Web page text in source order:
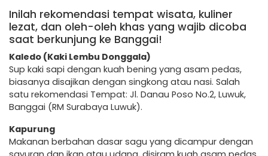
Inilah rekomendasi tempat wisata, kuliner
lezat, dan oleh-oleh khas yang wajib dicoba
saat berkunjung ke Banggai!
Kaledo (Kaki Lembu Donggala)
Sup kaki sapi dengan kuah bening yang asam pedas,
biasanya disajikan dengan singkong atau nasi. Salah
satu rekomendasi Tempat: Jl. Danau Poso No.2, Luwuk,
Banggai (RM Surabaya Luwuk).
Kapurung
Makanan berbahan dasar sagu yang dicampur dengan